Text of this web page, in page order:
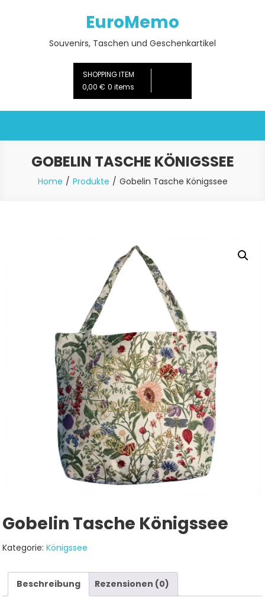
EuroMemo
Souvenirs, Taschen und Geschenkartikel
SHOPPING ITEM
0,00 € 0 items
GOBELIN TASCHE KÖNIGSSEE
Home Produkte Gobelin Tasche Königssee
Gobelin Tasche Königssee
Kategorie:Königssee
Beschreibung Rezensionen (0)